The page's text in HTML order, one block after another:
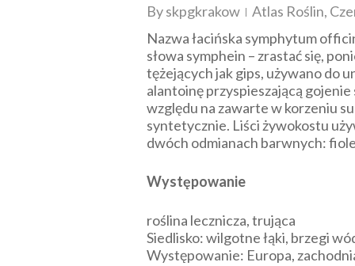
Byskpgkrakow Atlas Roślin,
Nazwa łacińska symphytum
słowa symphein – zrastać się,
tężejących jak gips, używano do
alantoinę przyspieszającą
względu na zawarte w korzeniu
syntetycznie. Liści żywokostu
dwóch odmianach barwnych:
Występowanie
roślina lecznicza, trująca
Siedlisko: wilgotne łąki, brzegi
Występowanie: Europa,